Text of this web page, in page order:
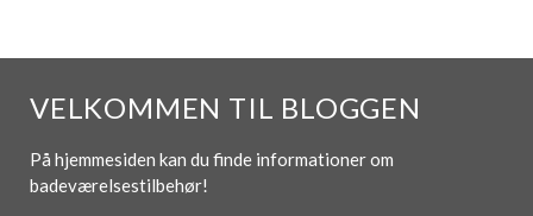
VELKOMMEN TIL BLOGGEN
På hjemmesiden kan du finde informationer om
badeværelsestilbehør!